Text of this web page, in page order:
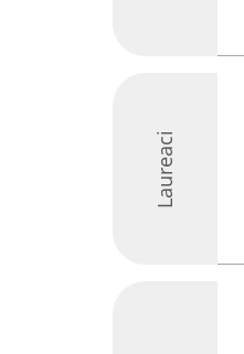
Laureaci